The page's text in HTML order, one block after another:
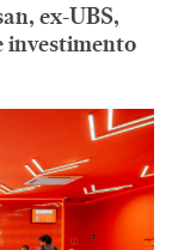
ex-UBS,
investimento